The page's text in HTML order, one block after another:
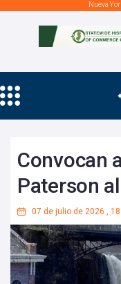
Nueva
Convocan
Paterson
07 de julio de 2026 ,